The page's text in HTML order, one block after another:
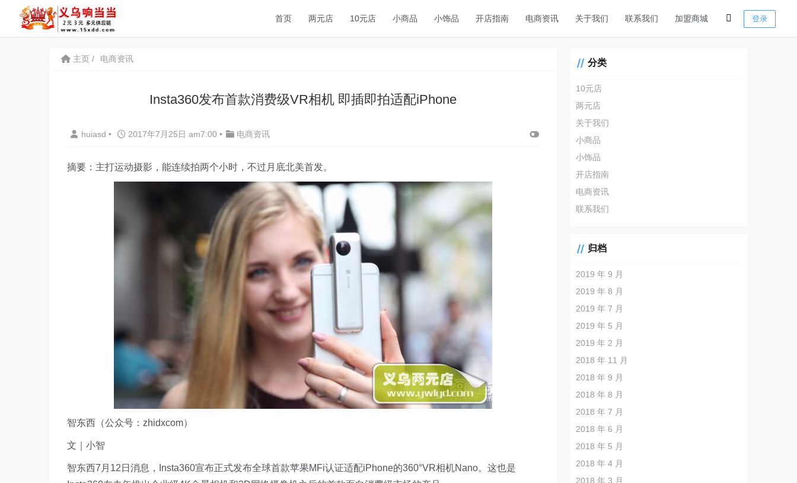
首页 两元店 10元店 小商品 小饰品 开店指南 电商资讯 关于我们 联系我们 加盟商城 登录
主页 电商资讯
Insta360发布首款消费级VR相机 即插即拍适配iPhone
huiasd • 2017年7月25日 am7:00 • 电商资讯
摘要：主打运动摄影，能连续拍两个小时，不过月底北美首发。
智东西（公众号：zhidxcom）
文｜小智
智东西7月12日消息，Insta360宣布正式发布全球首款苹果MFi认证适配iPhone的360°VR相机Nano。这也是
分类
10元店
两元店
关于我们
小商品
小饰品
开店指南
电商资讯
联系我们
归档
2019 年 9 月
2019 年 8 月
2019 年 7 月
2019 年 5 月
2019 年 2 月
2018 年 11 月
2018 年 9 月
2018 年 8 月
2018 年 7 月
2018 年 6 月
2018 年 5 月
2018 年 4 月
2018 年 3 月